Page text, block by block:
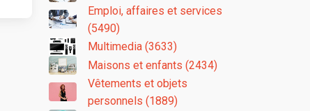
Emploi, affaires et services
(5490)
Multimedia (3633)
Maisons et enfants (2434)
Vêtements et objets
personnels (1889)